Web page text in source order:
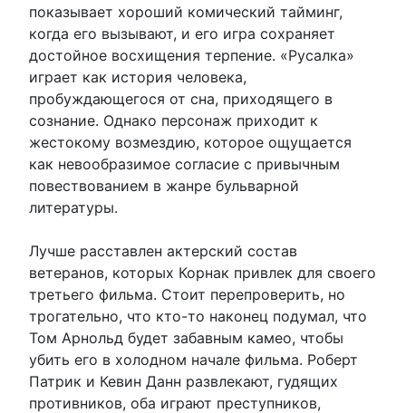
показывает хороший комический тайминг,
когда его вызывают, и его игра сохраняет
достойное восхищения терпение. «Русалка»
играет как история человека,
пробуждающегося от сна, приходящего в
сознание. Однако персонаж приходит к
жестокому возмездию, которое ощущается
как невообразимое согласие с привычным
повествованием в жанре бульварной
литературы.
Лучше расставлен актерский состав
ветеранов, которых Корнак привлек для своего
третьего фильма. Стоит перепроверить, но
трогательно, что кто-то наконец подумал, что
Том Арнольд будет забавным камео, чтобы
убить его в холодном начале фильма. Роберт
Патрик и Кевин Данн развлекают, гудящих
противников, оба играют преступников,